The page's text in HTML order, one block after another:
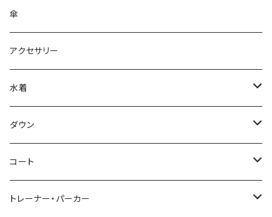
傘
アクセサリー
水着
～44/S
46/M
48/L
ダウン
～44/S
46/M
コート
～44/S
トレーナー・パーカー